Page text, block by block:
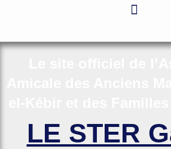
LE STER